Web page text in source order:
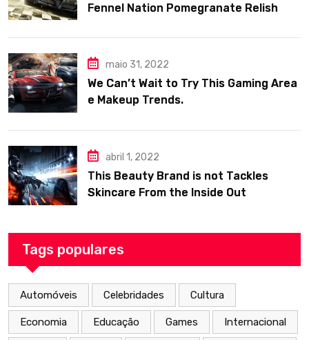
Fennel Nation Pomegranate Relish
maio 31, 2022
We Can’t Wait to Try This Gaming Area
e Makeup Trends.
abril 1, 2022
This Beauty Brand is not Tackles
Skincare From the Inside Out
Tags populares
Automóveis Celebridades Cultura
Economia Educação Games Internacional